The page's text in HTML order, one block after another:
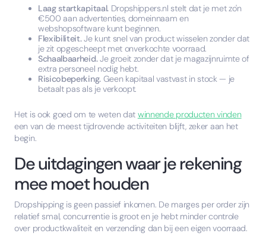
Laag startkapitaal.Dropshippers.nl stelt dat je met zo'n
€500 aan advertenties, domeinnaam en
webshopsoftware kunt beginnen.
Flexibiliteit.Je kunt snel van product wisselen zonder dat
je zit opgescheept met onverkochte voorraad.
Schaalbaarheid.Je groeit zonder dat je magazijnruimte of
extra personeel nodig hebt.
Risicobeperking.Geen kapitaal vastvast in stock — je
betaalt pas als je verkoopt.
Het is ook goed om te weten dat winnende producten vinden
een van de meest tijdrovende activiteiten blijft, zeker aan het
begin.
De uitdagingen waar je rekening
mee moet houden
Dropshipping is geen passief inkomen. De marges per order zijn
relatief smal, concurrentie is groot en je hebt minder controle
over productkwaliteit en verzending dan bij een eigen voorraad.